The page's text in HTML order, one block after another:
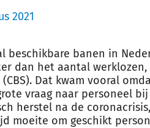
2021
beschikbare banen in
dan het aantal
Dat kwam vooral
vraag naar personeel
herstel na de
moeite om geschikt